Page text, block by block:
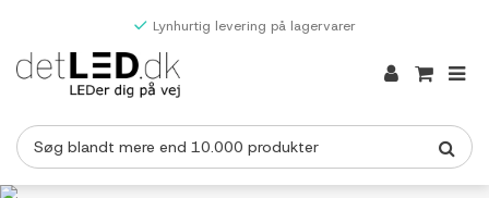
Lynhurtig levering på lagervarer